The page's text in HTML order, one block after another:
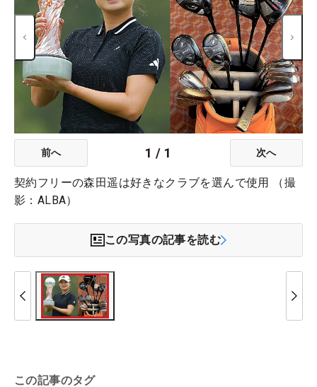
前へ 1 / 1 次へ
契約フリーの森田遥は好きなクラブを選んで使用 （撮
影：ALBA）
この写真の記事を読む
この記事のタグ